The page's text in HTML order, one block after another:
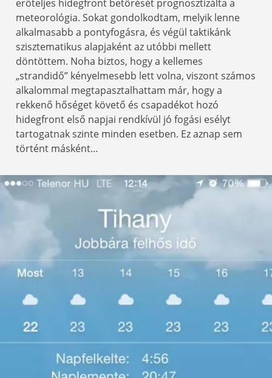
erőteljes hidegfront betörését prognosztizálta a
meteorológia. Sokat gondolkodtam, melyik lenne
alkalmasabb a pontyfogásra, és végül taktikánk
szisztematikus alapjaként az utóbbi mellett
döntöttem. Noha biztos, hogy a kellemes
„strandidő” kényelmesebb lett volna, viszont számos
alkalommal megtapasztalhattam már, hogy a
rekkenő hőséget követő és csapadékot hozó
hidegfront első napjai rendkívül jó fogási esélyt
tartogatnak szinte minden esetben. Ez aznap sem
történt másként…